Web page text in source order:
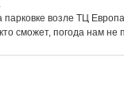
парковке возле ТЦ
сможет, погода нам